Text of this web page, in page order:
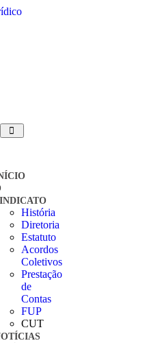
História
Diretoria
Estatuto
Acordos
Coletivos
Prestação
de
Contas
FUP
CUT